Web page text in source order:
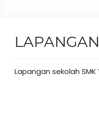
LAPANGAN
Lapangan sekolah SMK